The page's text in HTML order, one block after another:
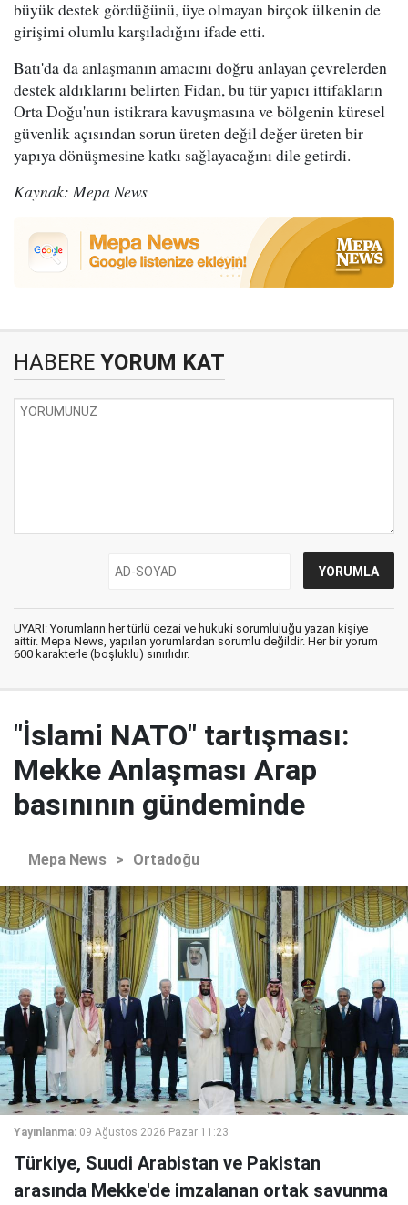
büyük destek gördüğünü, üye olmayan birçok ülkenin de
girişimi olumlu karşıladığını ifade etti.
Batı'da da anlaşmanın amacını doğru anlayan çevrelerden
destek aldıklarını belirten Fidan, bu tür yapıcı ittifakların
Orta Doğu'nun istikrara kavuşmasına ve bölgenin küresel
güvenlik açısından sorun üreten değil değer üreten bir
yapıya dönüşmesine katkı sağlayacağını dile getirdi.
Kaynak: Mepa News
HABERE YORUM KAT
UYARI: Yorumların her türlü cezai ve hukuki sorumluluğu yazan kişiye
aittir. Mepa News, yapılan yorumlardan sorumlu değildir. Her bir yorum
600 karakterle (boşluklu) sınırlıdır.
"İslami NATO" tartışması:
Mekke Anlaşması Arap
basınının gündeminde
Mepa News > Ortadoğu
Yayınlanma: 09 Ağustos 2026 Pazar 11:23
Türkiye, Suudi Arabistan ve Pakistan
arasında Mekke'de imzalanan ortak savunma